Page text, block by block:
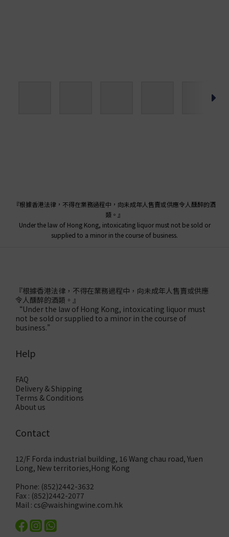
『根據香港法律，不得在業務過程中，向未成年人售賣或供應令人醺醉的酒
類。』
Under the law of Hong Kong, intoxicating liquor must not be sold or
supplied to a minor in the course of business.
『根據香港法律，不得在業務過程中，向未成年人售賣或供應
令人醺醉的酒類。』
“Under the law of Hong Kong, intoxicating liquor must
not be sold or supplied to a minor in the course of
business.”
Help
FAQ
Delivery & Shipping
Terms & Conditions
About us
Contact
12/F Forda industrial building, 16 Wang chau road, Yuen
Long, New territories,Hong Kong
Phone: (852)2442-3632
Fax : (852)2442-2077
Mail : cs@waishingwine.com.hk